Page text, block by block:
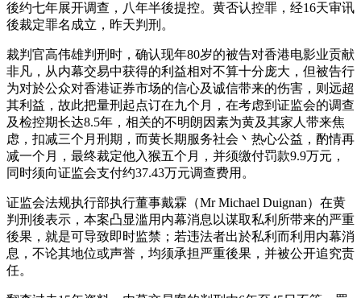
後约七年展开调查，八年半後提控。黄否认控罪，经16天审讯
後裁定罪名成立，昨天判刑。
裁判官高伟雄判刑时，确认现年80岁的被告对香港电影业贡献
非凡，从内幕交易中获得的利益相对不算十分庞大，但被告行
为对於公众对香港证券市场的信心及诚信带来的伤害，则远超
其利益，故此把量刑起点订在九个月，在考虑到证监会的调查
及检控期长达8.5年，相关的不明朗因素为黄及其家人带来焦
虑，扣减三个月刑期，而黄长期服务社会丶热心公益，酌情再
减一个月，最终裁定他入猴五个月，并须缴付罚款9.9万元，
同时须向证监会支付约37.43万元调查费用。
证监会法规执行部执行董事戴霖（Mr Michael Duignan）在黄
判刑後表示，本案凸显滥用内幕消息以谋取私利所带来的严重
後果，就是可导致即时监禁；若违法者出於私利而利用内幕消
息，不论其地位或声誉，均须承担严重後果，并被公开追究责
任。